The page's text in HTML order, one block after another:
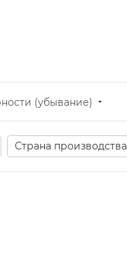
(убывание)
Страна производства